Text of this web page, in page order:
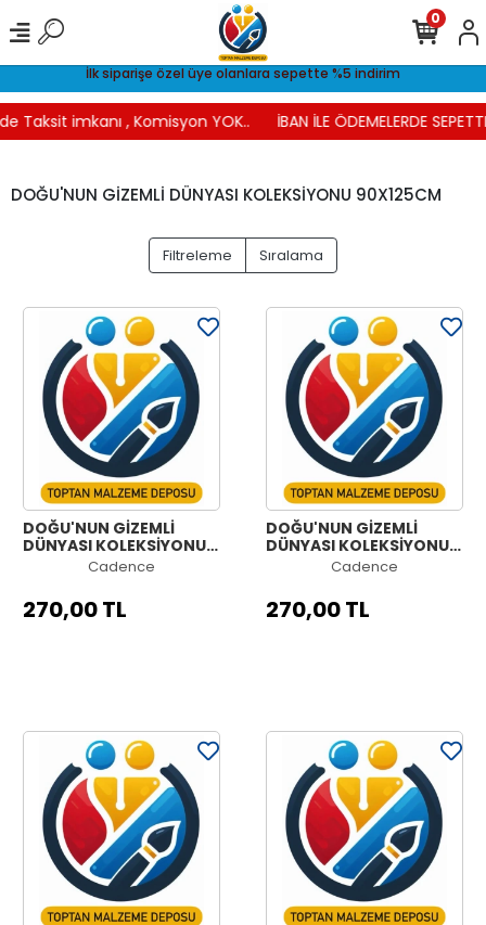
İlk siparişe özel üye olanlara sepette %5 indirim
imkanı , Komisyon YOK.. İBAN İLE ÖDEMELERDE
0
DOĞU'NUN GİZEMLİ DÜNYASI KOLEKSİYONU 90X125CM
Filtreleme Sıralama
DOĞU'NUN GİZEMLİ
DÜNYASI KOLEKSİYONU
OW-66 90X125CM
Cadence
270,00 TL
DOĞU'NUN GİZEMLİ
DÜNYASI KOLEKSİYONU
OW-65 90X125CM
Cadence
270,00 TL